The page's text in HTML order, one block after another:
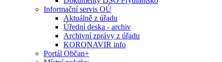
Informační servis OÚ
Aktuálně z úřadu
Úřední deska - archiv
Archivní zprávy z úřadu
KORONAVIR info
Portál Občan+